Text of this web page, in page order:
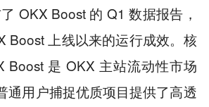
OKX Boost 的 Q1 数据报告，
Boost 上线以来的运行成效。核
Boost 是 OKX 主站流动性市场
通用户捕捉优质项目提供了高透